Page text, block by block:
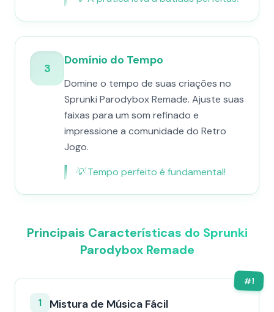
3
Domínio do Tempo
Domine o tempo de suas criações no
Sprunki Parodybox Remade. Ajuste suas
faixas para um som refinado e
impressione a comunidade do Retro
Jogo.
💡Tempo perfeito é fundamental!
Principais Características do Sprunki
Parodybox Remade
#1
1 Mistura de Música Fácil